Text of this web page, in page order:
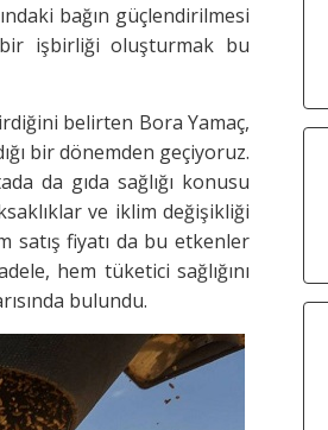
bağın güçlendirilmesi
işbirliği oluşturmak bu
belirten Bora Yamaç,
bir dönemden geçiyoruz.
da gıda sağlığı konusu
ve iklim değişikliği
fiyatı da bu etkenler
hem tüketici sağlığını
bulundu.